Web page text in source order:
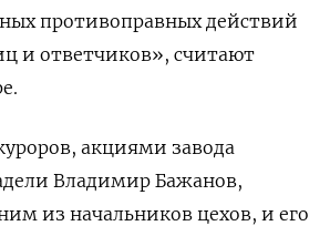
противоправных действий
и ответчиков», считают
акциями завода
Владимир Бажанов,
из начальников цехов, и его